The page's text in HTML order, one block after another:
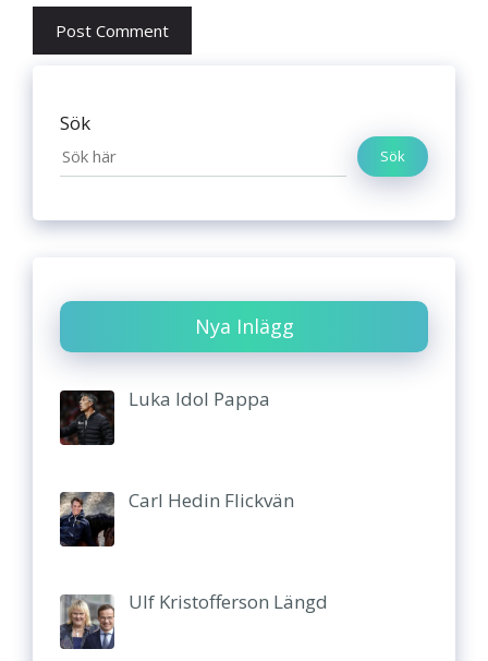
Sök
Sök
Nya Inlägg
Luka Idol Pappa
Carl Hedin Flickvän
Ulf Kristofferson Längd